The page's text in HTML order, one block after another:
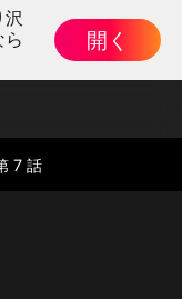
ら
開く
7 話